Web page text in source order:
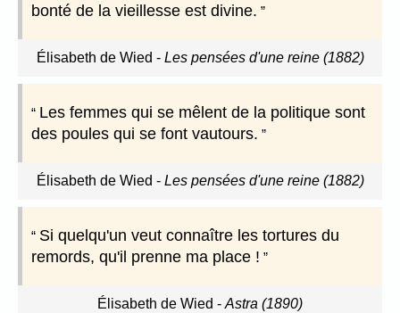
bonté de la vieillesse est divine.
Élisabeth de Wied - Les pensées d'une reine (1882)
Les femmes qui se mêlent de la politique sont
des poules qui se font vautours.
Élisabeth de Wied - Les pensées d'une reine (1882)
Si quelqu'un veut connaître les tortures du
remords, qu'il prenne ma place !
Élisabeth de Wied - Astra (1890)